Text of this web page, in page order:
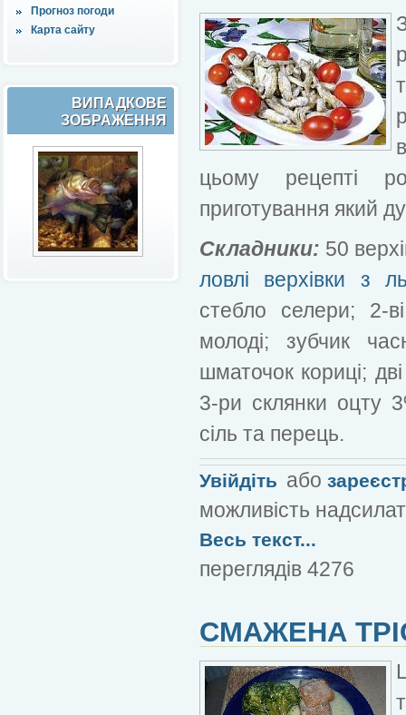
Прогноз погоди
Карта сайту
ВИПАДКОВЕ
ЗОБРАЖЕННЯ
цьому рецепті
приготування який
Складники: 50
ловлі верхівки з
стебло селери; 2-
молоді; зубчик
шматочок кориці;
3-ри склянки оцту
сіль та перець.
Увійдіть або
можливість
Весь текст...
переглядів 4276
СМАЖЕНА